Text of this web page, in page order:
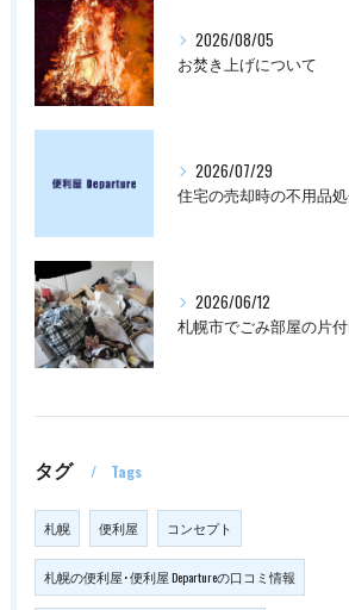
2026/08/05
お焚き上げについて
2026/07/29
住宅の売却時の不用品
2026/06/12
タグ Tags
札幌 便利屋 コンセプト
札幌の便利屋･便利屋 Departureの口コミ情報